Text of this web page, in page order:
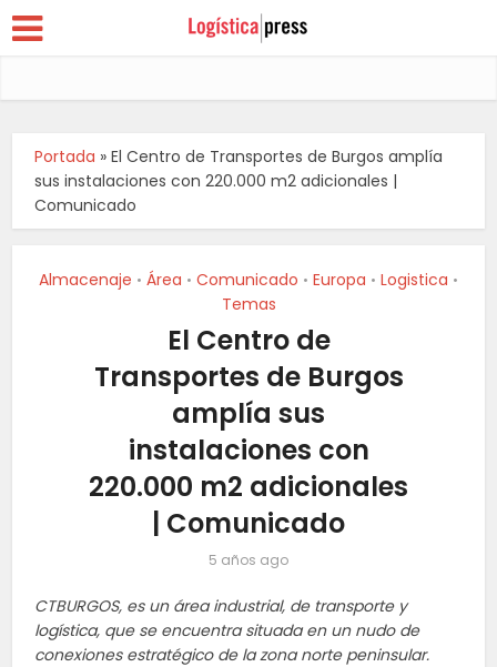
Portada »El Centro de Transportes de Burgos amplía
sus instalaciones con 220.000 m2 adicionales |
Comunicado
Almacenaje • Área • Comunicado • Europa • Logistica •
Temas
El Centro de
Transportes de Burgos
amplía sus
instalaciones con
220.000 m2 adicionales
| Comunicado
5 años ago
CTBURGOS, es un área industrial, de transporte y
logística, que se encuentra situada en un nudo de
conexiones estratégico de la zona norte peninsular.